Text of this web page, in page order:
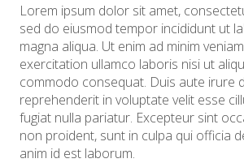
Lorem ipsum dolor sit amet,
sed do eiusmod tempor incididunt ut
magna aliqua. Ut enim ad minim
exercitation ullamco laboris nisi ut
commodo consequat. Duis aute irure
reprehenderit in voluptate velit esse
fugiat nulla pariatur. Excepteur sint
non proident, sunt in culpa qui officia
anim id est laborum.